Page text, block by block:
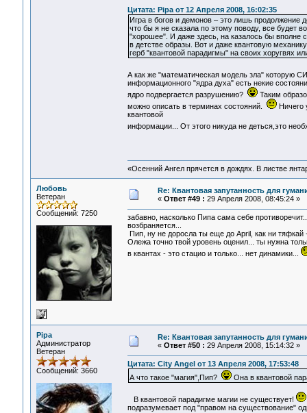
Цитата: Pipa от 12 Апреля 2008, 16:02:35
Игра в богов и демонов – это лишь продолжение
что бы я не сказала по этому поводу, все будет
"хорошее". И даже здесь, на казалось бы
в детстве образы. Вот и даже квантовую
герб "квантовой парадигмы" на своих хоругвях
А как же "математическая модель зла" которую
информационного "ядра духа" есть некие
ядро подвергается разрушению?
Таким
можно описать в терминах состояний.
Ничего
квантовой
информации... От этого никуда не деться,это
«Осенний Ангел прячется в дождях. В листве
Любовь
Ветеран
Сообщений: 7250
Re: Квантовая запутанность для
« Ответ #49 : 29 Апреля 2008, 08:45:24 »
забавно, насколько Пипа сама себе
возбраняется...
Пип, ну не доросла ты еще до April, как ни
Олежа точно твой уровень оценил... ты нужна
в квантах - это стацио и только... нет динамики...
Pipa
Администратор
Ветеран
Сообщений: 3660
Re: Квантовая запутанность для
« Ответ #50 : 29 Апреля 2008, 15:14:32 »
Цитата: City Angel от 13 Апреля 2008, 17:53:48
А что такое "магия",Пип?
Она в квантовой
В квантовой парадигме магии не существует!
подразумевает под "правом на существование"